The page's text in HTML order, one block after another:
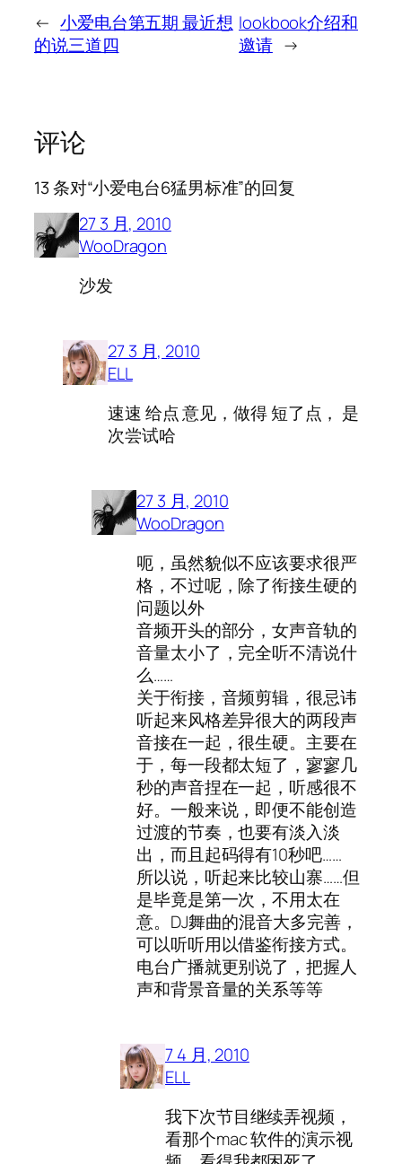
← 小爱电台第五期 最近想
的说三道四
lookbook介绍和
邀请 →
评论
13 条对“小爱电台6猛男标准”的回复
27 3 月, 2010
WooDragon
沙发
27 3 月, 2010
ELL
速速 给点 意见，做得 短了点， 是
次尝试哈
27 3 月, 2010
WooDragon
呃，虽然貌似不应该要求很严
格，不过呢，除了衔接生硬的
问题以外
音频开头的部分，女声音轨的
音量太小了，完全听不清说什
么……
关于衔接，音频剪辑，很忌讳
听起来风格差异很大的两段声
音接在一起，很生硬。主要在
于，每一段都太短了，寥寥几
秒的声音捏在一起，听感很不
好。一般来说，即便不能创造
过渡的节奏，也要有淡入淡
出，而且起码得有10秒吧……
所以说，听起来比较山寨……但
是毕竟是第一次，不用太在
意。DJ舞曲的混音大多完善，
可以听听用以借鉴衔接方式。
电台广播就更别说了，把握人
声和背景音量的关系等等
7 4 月, 2010
ELL
我下次节目继续弄视频，
看那个mac 软件的演示视